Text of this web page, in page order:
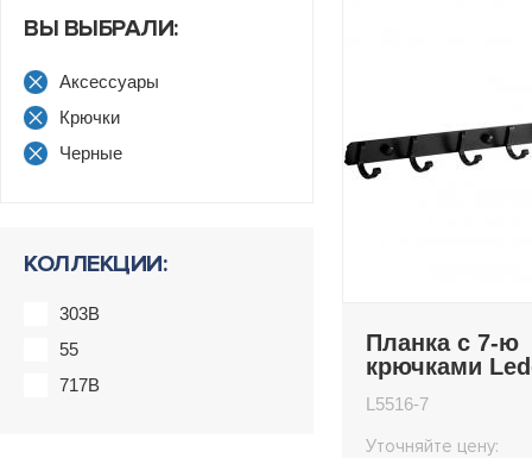
ВЫ ВЫБРАЛИ:
Аксессуары
Крючки
Черные
КОЛЛЕКЦИИ:
303B
55
717B
Планка с 7-ю
крючками
L5516-7
Уточняйте цену: